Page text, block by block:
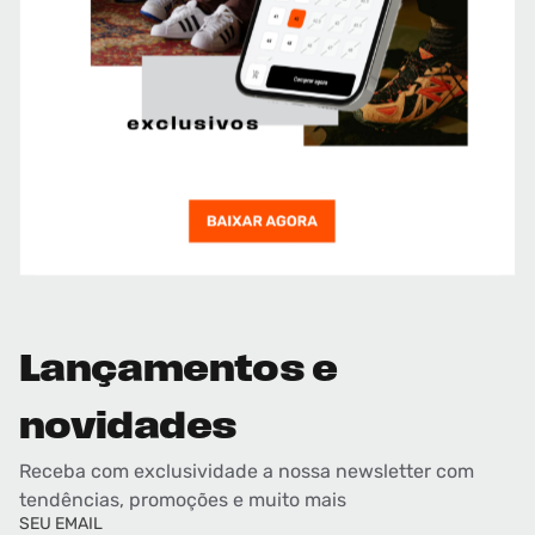
Lançamentos e
novidades
Receba com exclusividade a nossa newsletter com
tendências, promoções e muito mais
SEU EMAIL